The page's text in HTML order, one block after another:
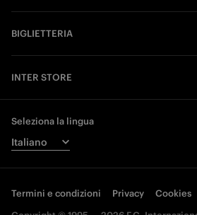
BIGLIETTERIA
INTER STORE
Seleziona la lingua
Termini e condizioni Privacy Cookies